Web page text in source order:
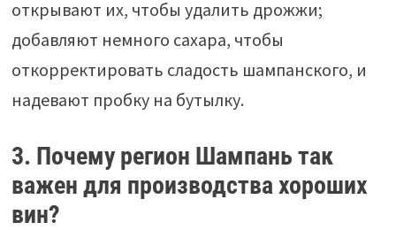
открывают их, чтобы удалить дрожжи;
добавляют немного сахара, чтобы
откорректировать сладость шампанского, и
надевают пробку на бутылку.
3. Почему регион Шампань так
важен для производства хороших
вин?